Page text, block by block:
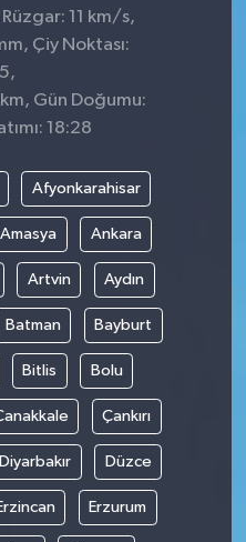
Rüzgar: 11 km/s,
Çiy Noktası:
Gün Doğumu:
18:28
Afyonkarahisar
Amasya Ankara
Artvin Aydın
Batman Bayburt
Bitlis Bolu
Çankırı
Diyarbakır Düzce
Erzurum